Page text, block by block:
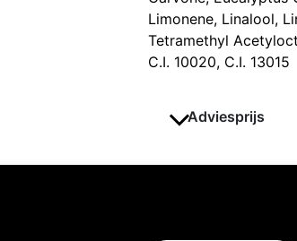
Limonene, Linalool,
Tetramethyl
C.I. 10020, C.I. 13015
Adviesprijs